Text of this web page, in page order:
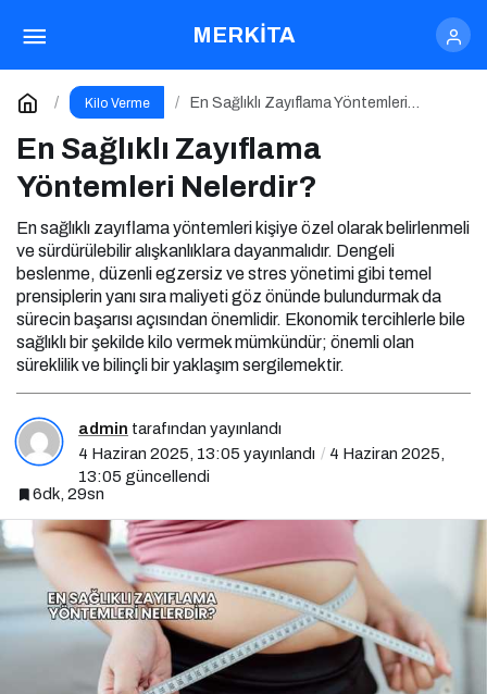
MERKİTA
Kilo Verme
En Sağlıklı Zayıflama Yöntemleri
En Sağlıklı Zayıflama
Yöntemleri Nelerdir?
En sağlıklı zayıflama yöntemleri kişiye özel olarak belirlenmeli
ve sürdürülebilir alışkanlıklara dayanmalıdır. Dengeli
beslenme, düzenli egzersiz ve stres yönetimi gibi temel
prensiplerin yanı sıra maliyeti göz önünde bulundurmak da
sürecin başarısı açısından önemlidir. Ekonomik tercihlerle bile
sağlıklı bir şekilde kilo vermek mümkündür; önemli olan
süreklilik ve bilinçli bir yaklaşım sergilemektir.
admin tarafından yayınlandı
4 Haziran 2025, 13:05 yayınlandı
4 Haziran 2025,
13:05 güncellendi
6dk, 29sn
En Sağlıklı Zayıflama Yöntemleri Nelerdir?
Yorum Yap